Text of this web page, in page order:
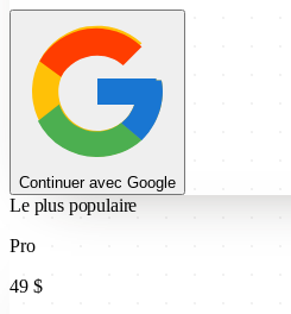
Continuer avec Google
Le plus populaire
Pro
49 $